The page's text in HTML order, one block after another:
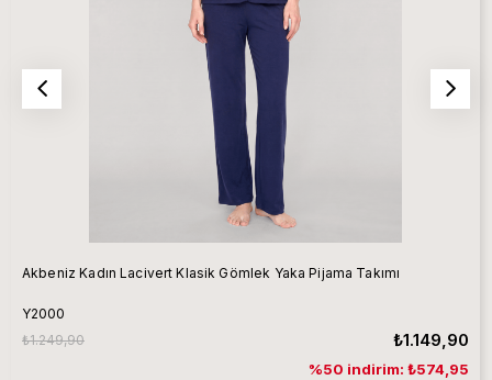
Akbeniz Kadın Lacivert Klasik Gömlek Yaka Pijama Takımı
Y2000
₺1.149,90
₺1.249,90
%50 indirim: ₺574,95